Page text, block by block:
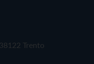
Trento